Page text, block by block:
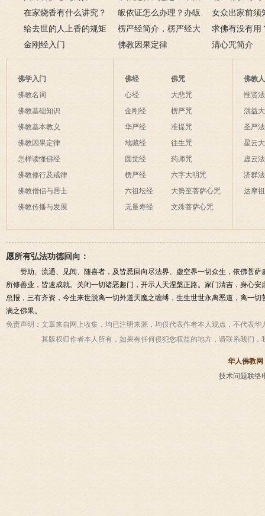
三宝又是什么意思？
十二条诀窍
在家烧香有什么讲究？
一些禁忌千万不要触
碰！
皈依证怎么办理？办皈
依证后的忌讳是什么？
女众出家前须
只有一次出家
给去世的人上香的规矩
楞严经简介，楞严经大
致在讲什么？
求佛有没有用
说佛菩萨可以
金刚经入门 佛教因果定律 清心咒简介
佛学入门
佛教名词
佛教基础知识
佛教基本教义
佛教因果定律
怎样读懂佛经
佛教修行及戒律
佛教僧侣与居士
佛教传播与发展
佛经
心经
金刚经
华严经
地藏经
圆觉经
楞严经
六祖坛经
无量寿经
佛咒
大悲咒
楞严咒
准提咒
往生咒
药师咒
六字大明咒
大势至菩萨心咒
文殊菩萨心咒
佛教
惟贤
蕅益
圣严
星云
虚云
济群
达摩
愿所有弘法功德回向：
赞助、流通、见闻、随喜者，及皆悉回向尽法界、虚空界一切众生，依佛菩
所修善业，皆速成就。关闭一切诸恶趣门，开示人天涅槃正路。家门清吉，身心
总报，三有齐资，今生来世脱离一切外道天魔之缠缚，生生世世永离恶道，离一
满之佛果。
免责声明： 文章来自网上收集，均已注明来源，均仅代表作者本人观点，不代表
其版权归作者本人所有，如果有任何侵犯您权益的地方，请联系我们，
华人佛教网
技术问题联络